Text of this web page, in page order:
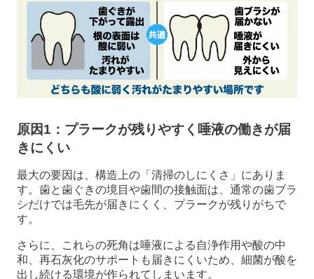
原因1：プラークが残りやすく唾液の働きが届
きにくい
最大の要因は、構造上の「清掃のしにくさ」にありま
す。歯と歯ぐきの境目や歯間の接触面は、通常の歯ブラ
シだけでは毛先が届きにくく、プラークが残りがちで
す。
さらに、これらの死角は唾液による自浄作用や酸の中
和、再石灰化のサポートも届きにくいため、細菌が酸を
出し続ける環境が作られてしまいます。